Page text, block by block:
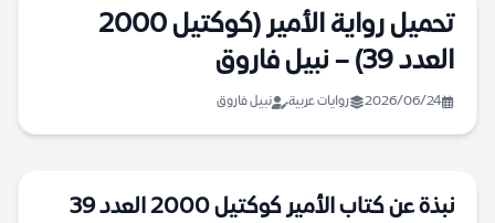
تحميل رواية الأمير (كوكتيل 2000
العدد 39) – نبيل فاروق
2026/06/24 روايات عربية نبيل فاروق
نبذة عن كتاب الأمير كوكتيل 2000 العدد 39